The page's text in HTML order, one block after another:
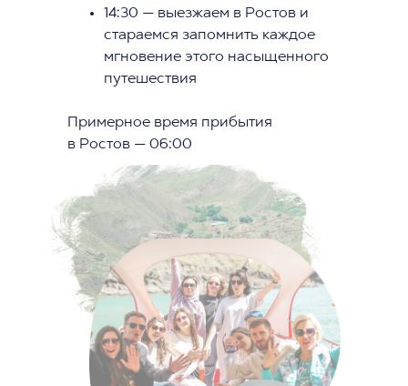
14:30 — выезжаем в Ростов и
стараемся запомнить каждое
мгновение этого насыщенного
путешествия
‌Примерное время прибытия
в Ростов — 06:00